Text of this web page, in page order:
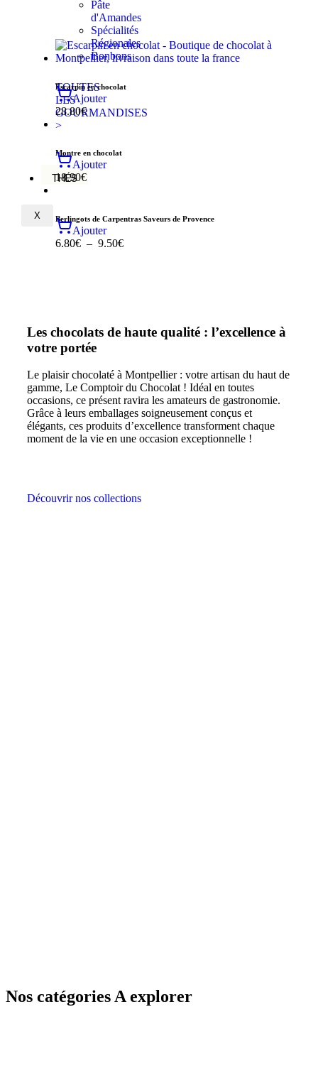
Pâte
d'Amandes
Spécialités
Régionales
Bonbons
TOUTES
LES
GOURMANDISES
>
THÉS
X
Escarpin en chocolat
Ajouter
28.80€
Montre en chocolat
Ajouter
18.90€
Berlingots de Carpentras Saveurs de Provence
Ajouter
6.80€ – 9.50€
Les chocolats de haute qualité : l’excellence à
votre portée
Le plaisir chocolaté à Montpellier : votre artisan du haut de
gamme, Le Comptoir du Chocolat ! Idéal en toutes
occasions, ce présent ravira les amateurs de gastronomie.
Grâce à leurs emballages soigneusement conçus et
élégants, ces produits d’excellence transforment chaque
moment de la vie en une occasion exceptionnelle !
Découvrir nos collections
Nos catégories A explorer